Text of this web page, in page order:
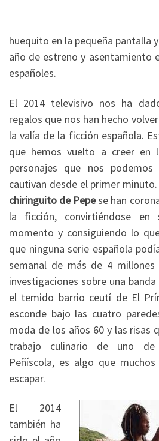
huequito en la pequeña pantalla
año de estreno y asentamiento
españoles.
El 2014 televisivo nos ha
regalos que nos han hecho
la valía de la ficción española.
que hemos vuelto a creer en
personajes que nos
cautivan desde el primer minuto.
chiringuito de Pepese han
la ficción, convirtiéndose en
momento y consiguiendo lo
que ninguna serie española
semanal de más de 4 millones
investigaciones sobre una
el temido barrio ceutí de El
esconde bajo las cuatro
moda de los años 60 y las risas
trabajo culinario de uno
Peñíscola, es algo que
escapar.
El 2014
también ha